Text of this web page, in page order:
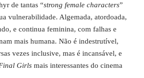
de tantas “strong female characters”
vulnerabilidade. Algemada, atordoada,
e continua feminina, com falhas e
mais humana. Não é indestrutível,
vezes inclusive, mas é incansável, e
Girls mais interessantes do cinema